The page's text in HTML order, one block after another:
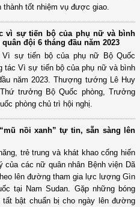
tốt nhiệm vụ được giao.
vì sự tiến bộ của phụ nữ và bình
đội 6 tháng đầu năm 2023
Vì sự tiến bộ của phụ nữ Bộ Quốc
tác Vì sự tiến bộ của phụ nữ và bình
năm 2023. Thượng tướng Lê Huy
trưởng Bộ Quốc phòng, Trưởng
phòng chủ trì hội nghị.
nồi xanh” tự tin, sẵn sàng lên
trẻ trung và khát khao cống hiến
của các nữ quân nhân Bệnh viện Dã
lên đường tham gia lực lượng Gìn
tại Nam Sudan. Gặp những bóng
tất bật chuẩn bị cho ngày lên đường